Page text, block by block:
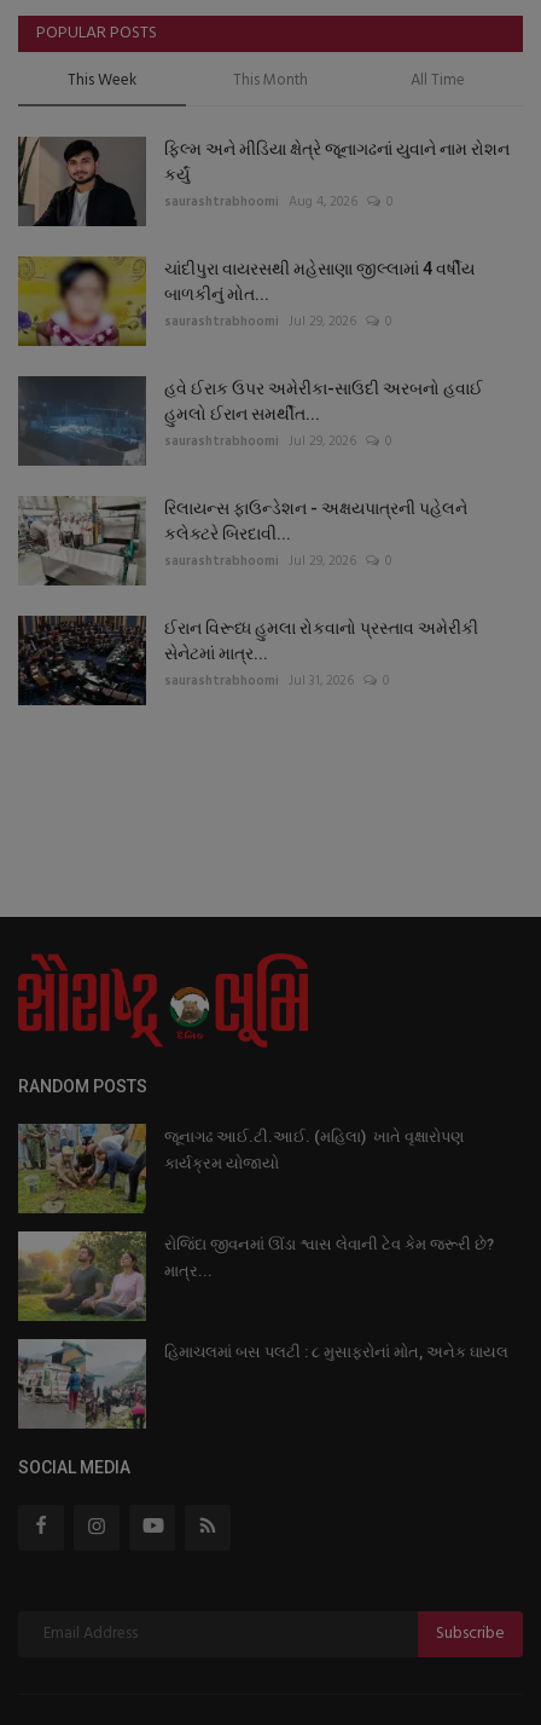
POPULAR POSTS
This Week This Month All Time
ફિલ્મ અને મીડિયા ક્ષેત્રે જૂનાગઢનાં યુવાને નામ રોશન
કર્યું
saurashtrabhoomi Aug 4, 2026 0
ચાંદીપુરા વાયરસથી મહેસાણા જીલ્લામાં 4 વર્ષીય
બાળકીનું મોત...
saurashtrabhoomi Jul 29, 2026 0
હવે ઈરાક ઉપર અમેરીકા-સાઉદી અરબનો હવાઈ
હુમલો ઈરાન સમર્થીત...
saurashtrabhoomi Jul 29, 2026 0
રિલાયન્સ ફાઉન્ડેશન - અક્ષયપાત્રની પહેલને
કલેક્ટરે બિરદાવી...
saurashtrabhoomi Jul 29, 2026 0
ઈરાન વિરૂધ્ધ હુમલા રોકવાનો પ્રસ્તાવ અમેરીકી
સેનેટમાં માત્ર...
saurashtrabhoomi Jul 31, 2026 0
RANDOM POSTS
જૂનાગઢ આઈ.ટી.આઈ. (મહિલા) ખાતે વૃક્ષારોપણ
કાર્યક્રમ યોજાયો
રોજિંદા જીવનમાં ઊંડા શ્વાસ લેવાની ટેવ કેમ જરૂરી છે?
માત્ર...
હિમાચલમાં બસ પલટી : ૮ મુસાફરોનાં મોત, અનેક ઘાયલ
SOCIAL MEDIA
Subscribe